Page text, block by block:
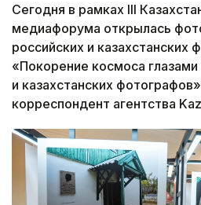
Сегодня в рамках III
медиафорума открылась
российских и казахстанских
«Покорение космоса глазами
и казахстанских
корреспондент агентства